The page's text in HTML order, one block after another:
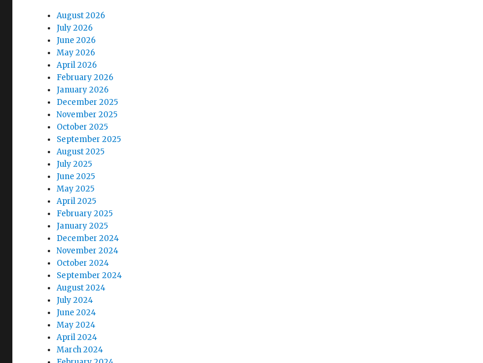
August 2026
July 2026
June 2026
May 2026
April 2026
February 2026
January 2026
December 2025
November 2025
October 2025
September 2025
August 2025
July 2025
June 2025
May 2025
April 2025
February 2025
January 2025
December 2024
November 2024
October 2024
September 2024
August 2024
July 2024
June 2024
May 2024
April 2024
March 2024